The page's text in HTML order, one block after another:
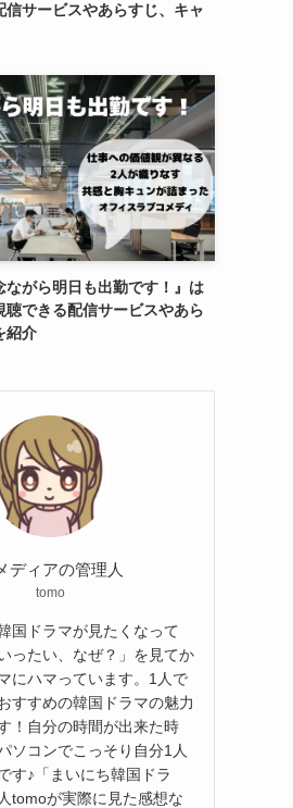
信サービスやあらすじ、キャ
ながら明日も出勤です！』は
聴できる配信サービスやあら
紹介
ディアの管理人
tomo
国ドラマが見たくなって
ったい、なぜ？」を見てか
にハマっています。1人で
すすめの韓国ドラマの魅力
！自分の時間が出来た時
ソコンでこっそり自分1人
す♪「まいにち韓国ドラ
tomoが実際に見た感想な